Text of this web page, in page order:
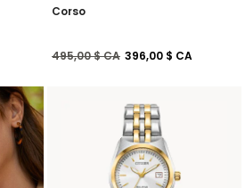
Corso
Prix réduit de
495,00 $ CAà396,00 $ CA